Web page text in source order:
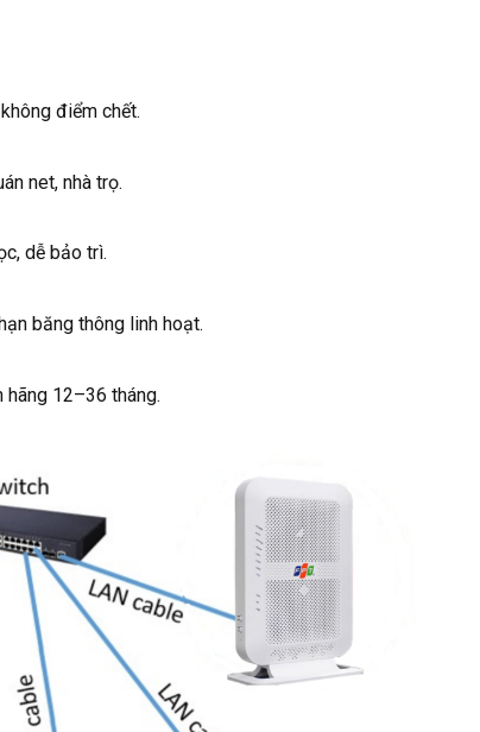
điểm chết.
net, nhà trọ.
dễ bảo trì.
băng thông linh hoạt.
hãng 12–36 tháng.